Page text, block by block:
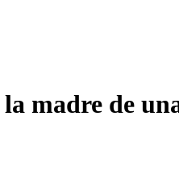
madre de